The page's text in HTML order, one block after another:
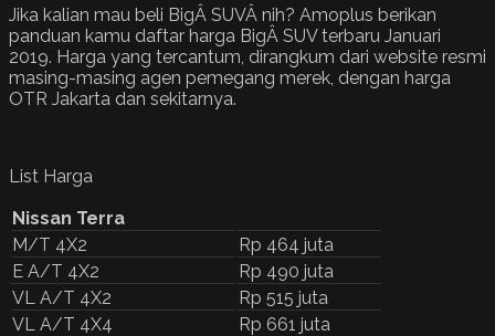
Jika kalian mau beli BigÂ SUVÂ nih? Amoplus berikan
panduan kamu daftar harga BigÂ SUV terbaru Januari
2019. Harga yang tercantum, dirangkum dari website resmi
masing-masing agen pemegang merek, dengan harga
OTR Jakarta dan sekitarnya.
List Harga
Nissan Terra
M/T 4X2
Rp 464 juta
E A/T 4X2
Rp 490 juta
VL A/T 4X2
Rp 515 juta
VL A/T 4X4
Rp 661 juta